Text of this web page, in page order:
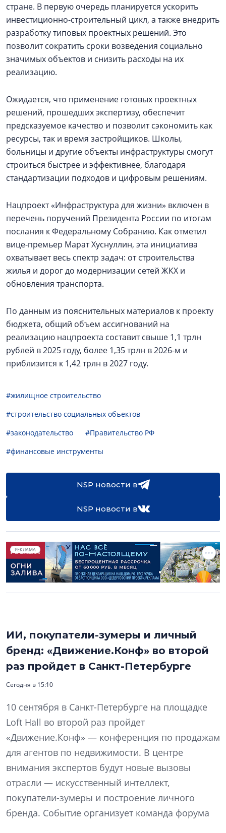
стране. В первую очередь планируется ускорить
инвестиционно-строительный цикл, а также внедрить
разработку типовых проектных решений. Это
позволит сократить сроки возведения социально
значимых объектов и снизить расходы на их
реализацию.
Ожидается, что применение готовых проектных
решений, прошедших экспертизу, обеспечит
предсказуемое качество и позволит сэкономить как
ресурсы, так и время застройщиков. Школы,
больницы и другие объекты инфраструктуры смогут
строиться быстрее и эффективнее, благодаря
стандартизации подходов и цифровым решениям.
Нацпроект «Инфраструктура для жизни» включен в
перечень поручений Президента России по итогам
послания к Федеральному Собранию. Как отметил
вице-премьер Марат Хуснуллин, эта инициатива
охватывает весь спектр задач: от строительства
жилья и дорог до модернизации сетей ЖКХ и
обновления транспорта.
По данным из пояснительных материалов к проекту
бюджета, общий объем ассигнований на
реализацию нацпроекта составит свыше 1,1 трлн
рублей в 2025 году, более 1,35 трлн в 2026-м и
приблизится к 1,42 трлн в 2027 году.
#жилищное строительство
#строительство социальных объектов
#законодательство
#Правительство РФ
#финансовые инструменты
NSP новости в
NSP новости в
РЕКЛАМА
ИИ, покупатели-зумеры и личный
бренд: «Движение.Конф» во второй
раз пройдет в Санкт-Петербурге
Сегодня в 15:10
10 сентября в Санкт-Петербурге на площадке
Loft Hall во второй раз пройдет
«Движение.Конф» — конференция по продажам
для агентов по недвижимости. В центре
внимания экспертов будут новые вызовы
отрасли — искусственный интеллект,
покупатели-зумеры и построение личного
бренда. Событие организует команда форума